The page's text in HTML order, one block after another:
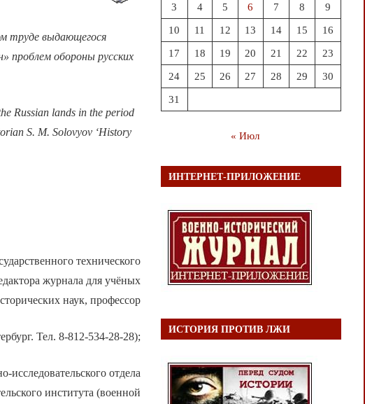
труде выдающегося
проблем обороны русских
Russian lands in the period
S. M. Solovyov ‘History
технического
журнала для учёных
наук, профессор
Тел. 8-812-534-28-28);
отдела
института (военной
3 4 5 6 7 8 9
10 11 12 13 14 15 16
17 18 19 20 21 22 23
24 25 26 27 28 29 30
31
« Июл
ИНТЕРНЕТ-ПРИЛОЖЕНИЕ
ИСТОРИЯ ПРОТИВ ЛЖИ